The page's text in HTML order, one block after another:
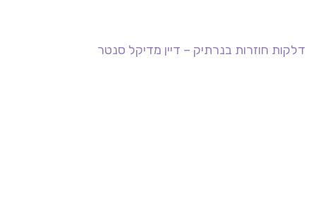
דלקות חוזרות בנרתיק – דיין מדיקל סנטר